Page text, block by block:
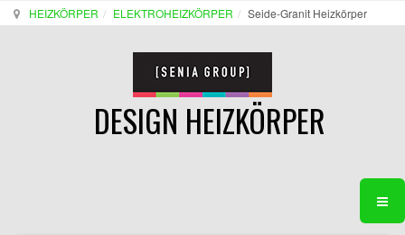
HEIZKÖRPER ELEKTROHEIZKÖRPER Seide-Granit Heizkörper
DESIGN HEIZKÖRPER